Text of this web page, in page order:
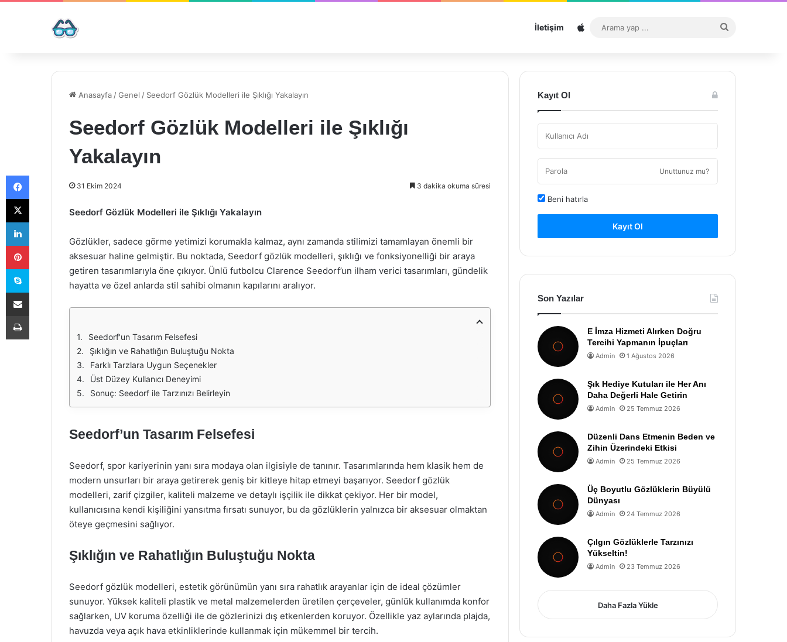
İletişim Sitemap
...
Anasayfa /Genel / Seedorf Gözlük Modelleri ile Şıklığı Yakalayın
Seedorf Gözlük Modelleri ile Şıklığı
Yakalayın
31 Ekim 2024 3 dakika okuma süresi
Seedorf Gözlük Modelleri ile Şıklığı Yakalayın
Gözlükler, sadece görme yetimizi korumakla kalmaz, aynı zamanda stilimizi tamamlayan önemli bir
aksesuar haline gelmiştir. Bu noktada, Seedorf gözlük modelleri, şıklığı ve fonksiyonelliği bir araya
getiren tasarımlarıyla öne çıkıyor. Ünlü futbolcu Clarence Seedorf’un ilham verici tasarımları, gündelik
hayatta ve özel anlarda stil sahibi olmanın kapılarını aralıyor.
Seedorf'un Tasarım Felsefesi
Şıklığın ve Rahatlığın Buluştuğu Nokta
Farklı Tarzlara Uygun Seçenekler
Üst Düzey Kullanıcı Deneyimi
Sonuç: Seedorf ile Tarzınızı Belirleyin
Seedorf’un Tasarım Felsefesi
Seedorf, spor kariyerinin yanı sıra modaya olan ilgisiyle de tanınır. Tasarımlarında hem klasik hem de
modern unsurları bir araya getirerek geniş bir kitleye hitap etmeyi başarıyor. Seedorf gözlük
modelleri, zarif çizgiler, kaliteli malzeme ve detaylı işçilik ile dikkat çekiyor. Her bir model,
kullanıcısına kendi kişiliğini yansıtma fırsatı sunuyor, bu da gözlüklerin yalnızca bir aksesuar olmaktan
öteye geçmesini sağlıyor.
Şıklığın ve Rahatlığın Buluştuğu Nokta
Seedorf gözlük modelleri, estetik görünümün yanı sıra rahatlık arayanlar için de ideal çözümler
sunuyor. Yüksek kaliteli plastik ve metal malzemelerden üretilen çerçeveler, günlük kullanımda konfor
sağlarken, UV koruma özelliği ile de gözlerinizi dış etkenlerden koruyor. Özellikle yaz aylarında plajda,
havuzda veya açık hava etkinliklerinde kullanmak için mükemmel bir tercih.
Kayıt Ol
Unuttunuz mu?
Beni hatırla
Kayıt Ol
Son Yazılar
E İmza Hizmeti Alırken Doğru
Tercihi Yapmanın İpuçları
Admin 1 Ağustos 2026
Şık Hediye Kutuları ile Her Anı
Daha Değerli Hale Getirin
Admin 25 Temmuz 2026
Düzenli Dans Etmenin Beden ve
Zihin Üzerindeki Etkisi
Admin 25 Temmuz 2026
Üç Boyutlu Gözlüklerin Büyülü
Dünyası
Admin 24 Temmuz 2026
Çılgın Gözlüklerle Tarzınızı
Yükseltin!
Admin 23 Temmuz 2026
Daha Fazla Yükle
Facebook
X
LinkedIn
Pinterest
Skype
E-Posta ile paylaş